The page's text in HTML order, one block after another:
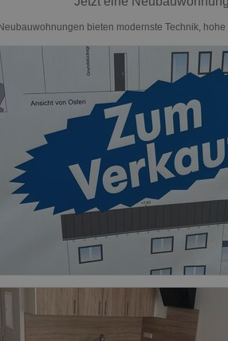
Neubauwohnungen bieten modernste Technik,